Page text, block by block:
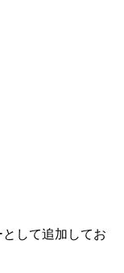
して追加してお